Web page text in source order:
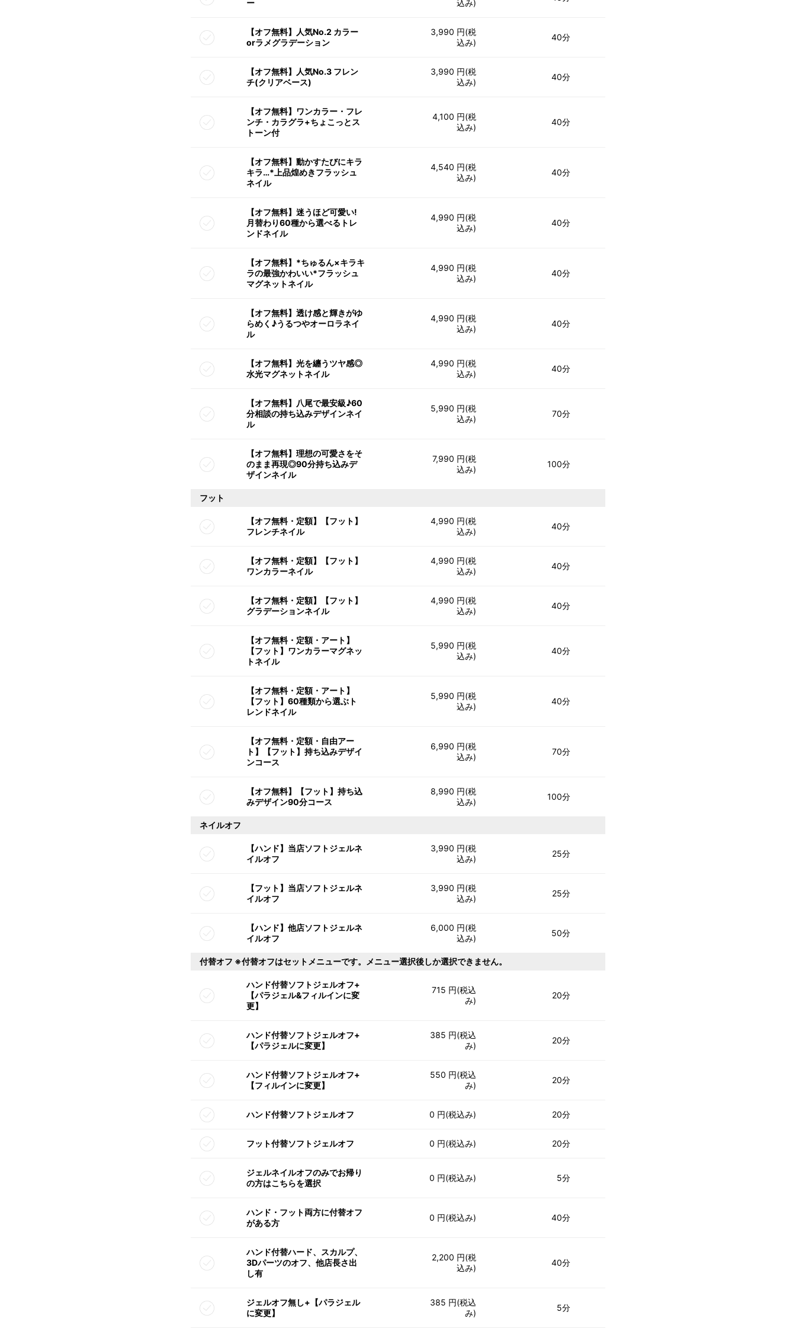
ー
込み)
【オフ無料】人気No.2 カラー
orラメグラデーション
3,990 円(税
込み)
40分
【オフ無料】人気No.3 フレン
チ(クリアベース)
3,990 円(税
込み)
40分
【オフ無料】ワンカラー・フレ
ンチ・カラグラ+ちょこっとス
トーン付
4,100 円(税
込み)
40分
【オフ無料】動かすたびにキラ
キラ…*上品煌めきフラッシュ
ネイル
4,540 円(税
込み)
40分
【オフ無料】迷うほど可愛い!
月替わり60種から選べるトレ
ンドネイル
4,990 円(税
込み)
40分
【オフ無料】*ちゅるん×キラキ
ラの最強かわいい*フラッシュ
マグネットネイル
4,990 円(税
込み)
40分
【オフ無料】透け感と輝きがゆ
らめく♪うるつやオーロラネイ
ル
4,990 円(税
込み)
40分
【オフ無料】光を纏うツヤ感◎
水光マグネットネイル
4,990 円(税
込み)
40分
【オフ無料】八尾で最安級♪60
分相談の持ち込みデザインネイ
ル
5,990 円(税
込み)
70分
【オフ無料】理想の可愛さをそ
のまま再現◎90分持ち込みデ
ザインネイル
7,990 円(税
込み)
100分
フット
【オフ無料・定額】【フット】
フレンチネイル
4,990 円(税
込み)
40分
【オフ無料・定額】【フット】
ワンカラーネイル
4,990 円(税
込み)
40分
【オフ無料・定額】【フット】
グラデーションネイル
4,990 円(税
込み)
40分
【オフ無料・定額・アート】
【フット】ワンカラーマグネッ
トネイル
5,990 円(税
込み)
40分
【オフ無料・定額・アート】
【フット】60種類から選ぶト
レンドネイル
5,990 円(税
込み)
40分
【オフ無料・定額・自由アー
ト】【フット】持ち込みデザイ
ンコース
6,990 円(税
込み)
70分
【オフ無料】【フット】持ち込
みデザイン90分コース
8,990 円(税
込み)
100分
ネイルオフ
【ハンド】当店ソフトジェルネ
イルオフ
3,990 円(税
込み)
25分
【フット】当店ソフトジェルネ
イルオフ
3,990 円(税
込み)
25分
【ハンド】他店ソフトジェルネ
イルオフ
6,000 円(税
込み)
50分
付替オフ ※付替オフはセットメニューです。メニュー選択後しか選択できません。
ハンド付替ソフトジェルオフ+
【パラジェル&フィルインに変
更】
715 円(税込
み)
20分
ハンド付替ソフトジェルオフ+
【パラジェルに変更】
385 円(税込
み)
20分
ハンド付替ソフトジェルオフ+
【フィルインに変更】
550 円(税込
み)
20分
ハンド付替ソフトジェルオフ 0 円(税込み) 20分
フット付替ソフトジェルオフ 0 円(税込み) 20分
ジェルネイルオフのみでお帰り
の方はこちらを選択
0 円(税込み) 5分
ハンド・フット両方に付替オフ
がある方
0 円(税込み) 40分
ハンド付替ハード、スカルプ、
3Dパーツのオフ、他店長さ出
し有
2,200 円(税
込み)
40分
ジェルオフ無し+【パラジェル
に変更】
385 円(税込
み)
5分